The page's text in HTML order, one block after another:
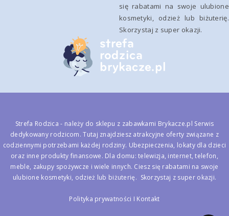
się rabatami na swoje ulubione
kosmetyki, odzież lub biżuterię.
Skorzystaj z super okazji.
Strefa Rodzica - należy do sklepu z zabawkami Brykacze.pl Serwis
dedykowany rodzicom. Tutaj znajdziesz atrakcyjne oferty związane z
codziennymi potrzebami każdej rodziny. Ubezpieczenia, lokaty dla dzieci
oraz inne produkty finansowe. Dla domu: telewizja, internet, telefon,
meble, zakupy spożywcze i wiele innych. Ciesz się rabatami na swoje
ulubione kosmetyki, odzież lub biżuterię. Skorzystaj z super okazji.
Polityka prywatności I Kontakt